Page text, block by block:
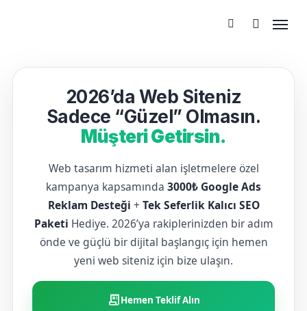
2026’da Web Siteniz
Sadece “Güzel” Olmasın.
Müşteri Getirsin.
Web tasarım hizmeti alan işletmelere özel
kampanya kapsamında 3000₺ Google Ads
Reklam Desteği + Tek Seferlik Kalıcı SEO
Paketi Hediye. 2026’ya rakiplerinizden bir adım
önde ve güçlü bir dijital başlangıç için hemen
yeni web siteniz için bize ulaşın.
receipt_longHemen Teklif Alın